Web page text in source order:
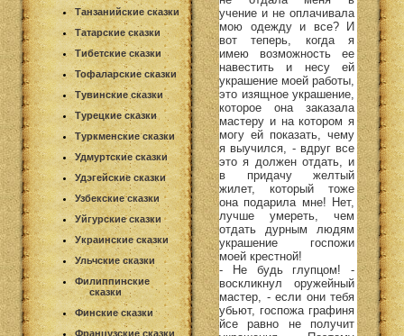
Танзанийские сказки
Татарские сказки
Тибетские сказки
Тофаларские сказки
Тувинские сказки
Турецкие сказки
Туркменские сказки
Удмуртские сказки
Удэгейские сказки
Узбекские сказки
Уйгурские сказки
Украинские сказки
Ульчские сказки
Филиппинские
сказки
Финские сказки
Французские сказки
учение и не оплачивала
мою одежду и все? И
вот теперь, когда я
имею возможность ее
навестить и несу ей
украшение моей работы,
это изящное украшение,
которое она заказала
мастеру и на котором я
могу ей показать, чему
я выучился, - вдруг все
это я должен отдать, и
в придачу желтый
жилет, который тоже
она подарила мне! Нет,
лучше умереть, чем
отдать дурным людям
украшение госпожи
моей крестной!
- Не будь глупцом! -
воскликнул оружейный
мастер, - если они тебя
убьют, госпожа графиня
йсе равно не получит